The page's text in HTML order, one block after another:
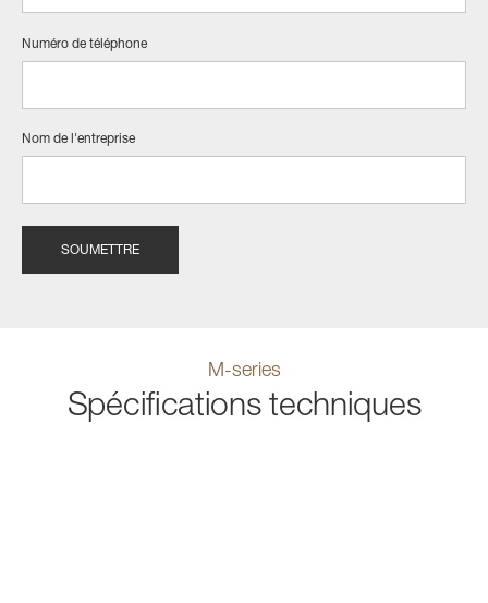
Numéro de téléphone
Nom de l'entreprise
M-series
Spécifications techniques